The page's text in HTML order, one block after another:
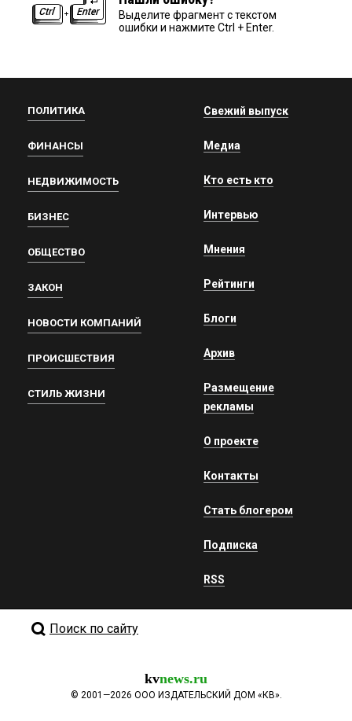
Выделите фрагмент с текстом
ошибки и нажмите Ctrl + Enter.
ПОЛИТИКА
ФИНАНСЫ
НЕДВИЖИМОСТЬ
БИЗНЕС
ОБЩЕСТВО
ЗАКОН
НОВОСТИ КОМПАНИЙ
ПРОИСШЕСТВИЯ
СТИЛЬ ЖИЗНИ
Свежий выпуск
Медиа
Кто есть кто
Интервью
Мнения
Рейтинги
Блоги
Архив
Размещение
рекламы
О проекте
Контакты
Стать блогером
Подписка
RSS
Поиск по сайту
kvnews.ru
© 2001—2026 ООО ИЗДАТЕЛЬСКИЙ ДОМ «КВ».